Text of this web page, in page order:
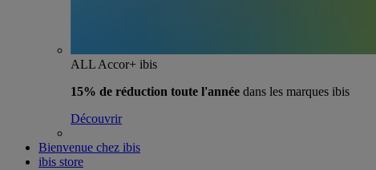
ALL Accor+ ibis
15% de réduction toute l'année dans les marques ibis
Découvrir
Bienvenue chez ibis
ibis store